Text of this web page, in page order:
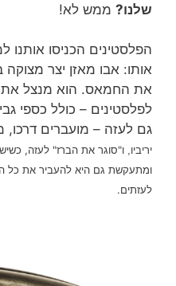
שלנו? ממש לא!
הפלסטינים הכניסו אותנו
אותו: אבו מאזן יצר מצוקה
את החמאס. הוא מנצל את
לפלסטינים – כולל כספי
גם לעזה – מועברים דרכו,
יריביו, ו"סוגר את הברז" לעזה,
ומתעקשת גם היא להעביר את כל
לעזתים.